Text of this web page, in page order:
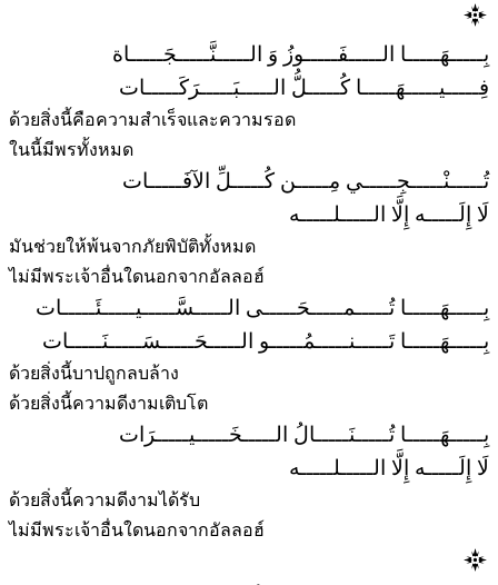
بِـــــهَـــــا الـــــفَـــــوزُ وَ الـــــنَّـــــجَـــــاة
فِـــــيـــــهَـــــا كُـــــلُّ الـــــبَـــــرَكَـــــات
ด้วยสิ่งนี้คือความสำเร็จและความรอด
ในนี้มีพรทั้งหมด
تُـــــنْـــــجِـــــي مِـــــن كُـــــلِّ الآفَـــــات
لَا إِلَـــــه إِلَّا الـــــلـــــه
มันช่วยให้พ้นจากภัยพิบัติทั้งหมด
ไม่มีพระเจ้าอื่นใดนอกจากอัลลอฮ์
بِـــــهَـــــا تُـــــمـــــحَـــــى الـــــسَّـــــيـــــئَـــــات
بِـــــهَـــــا تَـــــنـــــمُـــــو الـــــحَـــــسَـــــنَـــــات
ด้วยสิ่งนี้บาปถูกลบล้าง
ด้วยสิ่งนี้ความดีงามเติบโต
بِـــــهَـــــا تُـــــنَـــــالُ الـــــخَـــــيـــــرَات
لَا إِلَـــــه إِلَّا الـــــلـــــه
ด้วยสิ่งนี้ความดีงามได้รับ
ไม่มีพระเจ้าอื่นใดนอกจากอัลลอฮ์